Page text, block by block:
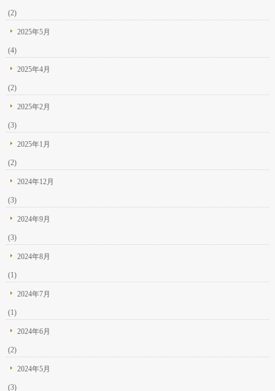
(2)
2025年5月
(4)
2025年4月
(2)
2025年2月
(3)
2025年1月
(2)
2024年12月
(3)
2024年9月
(3)
2024年8月
(1)
2024年7月
(1)
2024年6月
(2)
2024年5月
(3)